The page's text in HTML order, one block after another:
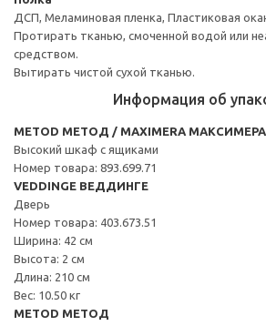
ДСП, Меламиновая пленка, Пластиковая
Протирать тканью, смоченной водой или
средством.
Вытирать чистой сухой тканью.
Информация об
METOD МЕТОД / MAXIMERA МАКСИМЕРА
Высокий шкаф с ящиками
Номер товара: 893.699.71
VEDDINGE ВЕДДИНГЕ
Дверь
Номер товара: 403.673.51
Ширина: 42 см
Высота: 2 см
Длина: 210 см
Вес: 10.50 кг
METOD МЕТОД